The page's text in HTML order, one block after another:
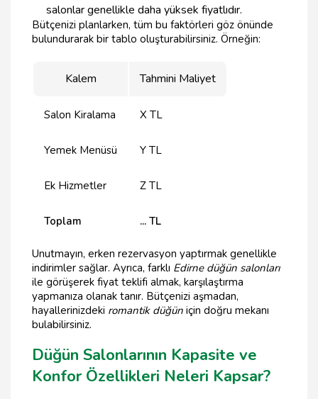
salonlar genellikle daha yüksek fiyatlıdır.
Bütçenizi planlarken, tüm bu faktörleri göz önünde
bulundurarak bir tablo oluşturabilirsiniz. Örneğin:
Kalem Tahmini Maliyet
Salon Kiralama X TL
Yemek Menüsü Y TL
Ek Hizmetler Z TL
Toplam ... TL
Unutmayın, erken rezervasyon yaptırmak genellikle
indirimler sağlar. Ayrıca, farklı Edirne düğün salonları
ile görüşerek fiyat teklifi almak, karşılaştırma
yapmanıza olanak tanır. Bütçenizi aşmadan,
hayallerinizdeki romantik düğün için doğru mekanı
bulabilirsiniz.
Düğün Salonlarının Kapasite ve
Konfor Özellikleri Neleri Kapsar?